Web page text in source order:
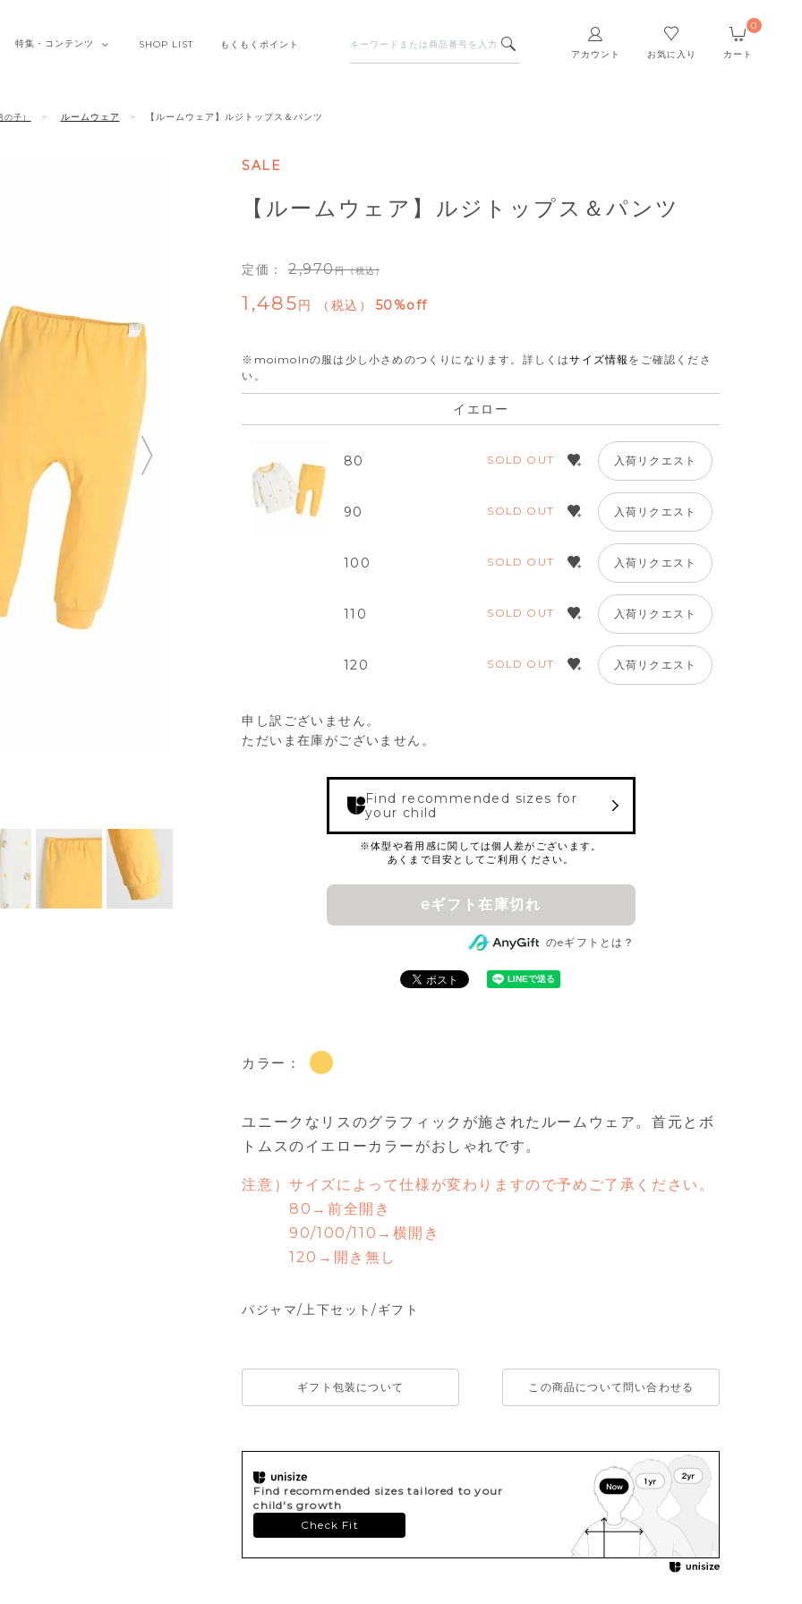
アカウント お気に入り カート
0
特集・ コンテンツ SHOP LIST もくもくポイント
の子） ルームウェア 【ルームウェア】ルジトップス＆パンツ
SALE
【ルームウェア】ルジトップス＆パンツ
定価： 2,970 （税込）
1,485 税込 50%off
※moimolnの服は少し小さめのつくりになります。 詳しくはサイズ情報 をご確認くださ
い。
イエロー
80 SOLD OUT 入荷リクエスト
90 SOLD OUT 入荷リクエスト
100 SOLD OUT 入荷リクエスト
110 SOLD OUT 入荷リクエスト
120 SOLD OUT 入荷リクエスト
申し訳ございません。
ただいま在庫がございません。
Find recommended sizes for
your child
eギフト在庫切れ
のeギフトとは？
カラー：
ユニークなリスのグラフィックが施されたルームウェア。首元とボ
トムスのイエローカラーがおしゃれです。
注意）サイズによって仕様が変わりますので予めご了承ください。
80→前全開き
90/100/110→横開き
120→開き無し
パジャマ/上下セット/ギフト
ギフト包装について この商品について問い合わせる
Find recommended sizes tailored to your
child's growth
Check Fit